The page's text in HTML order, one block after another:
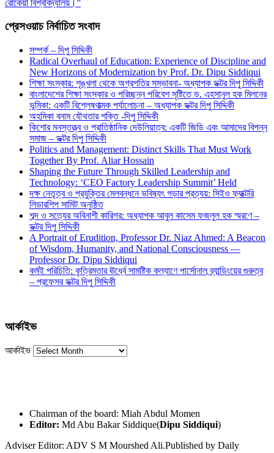
রোকেয়া বিশ্ববিদ্যালয়।”
প্রেসওয়াচ নির্বাচিত সংবাদ
সম্পর্ক – দিপু সিদ্দিকী
Radical Overhaul of Education: Experience of Discipline and
New Horizons of Modernization by Prof. Dr. Dipu Siddiqui
শিক্ষা সংস্কার: শৃঙ্খলা থেকে অগ্রগতির সম্ভাবনা- অধ্যাপক ডক্টর দিপু সিদ্দিকী
বাংলাদেশের শিক্ষা সংস্কার ও পরিচ্ছন্ন পরিবেশ সৃষ্টিতে ড. এহসানুল হক মিলনের
ভূমিকা: একটি বিশ্লেষণাত্মক পর্যালোচনা – অধ্যাপক ডক্টর দিপু সিদ্দিকী
অহমিকা বনাম যৌথতার শক্তি -দিপু সিদ্দিকী
কিশোর মনস্তত্ত্ব ও প্রাতিষ্ঠানিক দেউলিয়াত্ব: একটি জিডি এবং আমাদের বিপন্ন
সমাজ – ডক্টর দিপু সিদ্দিকী
Politics and Management: Distinct Skills That Must Work
Together By Prof. Aliar Hossain
Shaping the Future Through Skilled Leadership and
Technology: ‘CEO Factory Leadership Summit’ Held
দক্ষ নেতৃত্ব ও প্রযুক্তির মেলবন্ধনে ভবিষ্যৎ গড়ার প্রত্যয়: সিইও ফ্যাক্টরি
লিডারশিপ সামিট অনুষ্ঠিত
শব্দ ও সত্যের অবিনাশী কারিগর: অধ্যাপক আবুল কাসেম ফজলুল হক স্মরণে –
ডক্টর দিপু সিদ্দিকী
A Portrait of Erudition, Professor Dr. Niaz Ahmed: A Beacon
of Wisdom, Humanity, and National Consciousness —
Professor Dr. Dipu Siddiqui
কর্মই পরিচিতি: কৃত্রিমতার ঊর্ধ্বে সামষ্টিক কল্যাণে পার্সোনাল ব্র্যান্ডিংয়ের গুরুত্ব
– প্রফেসর ডক্টর দিপু সিদ্দিকী
আর্কাইভ
আর্কাইভ
Chairman of the board: Miah Abdul Momen
Editor: Md Abu Bakar Siddique(Dipu Siddiqui)
Adviser Editor: ADV S M Mourshed Ali.Published by Daily